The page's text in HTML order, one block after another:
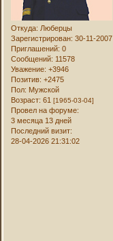
Откуда: Люберцы
Зарегистрирован: 30-11-2007
Приглашений: 0
Сообщений: 11578
Уважение: +3946
Позитив: +2475
Пол: Мужской
Возраст: 61[1965-03-04]
Провел на форуме:
3 месяца 13 дней
Последний визит:
28-04-2026 21:31:02